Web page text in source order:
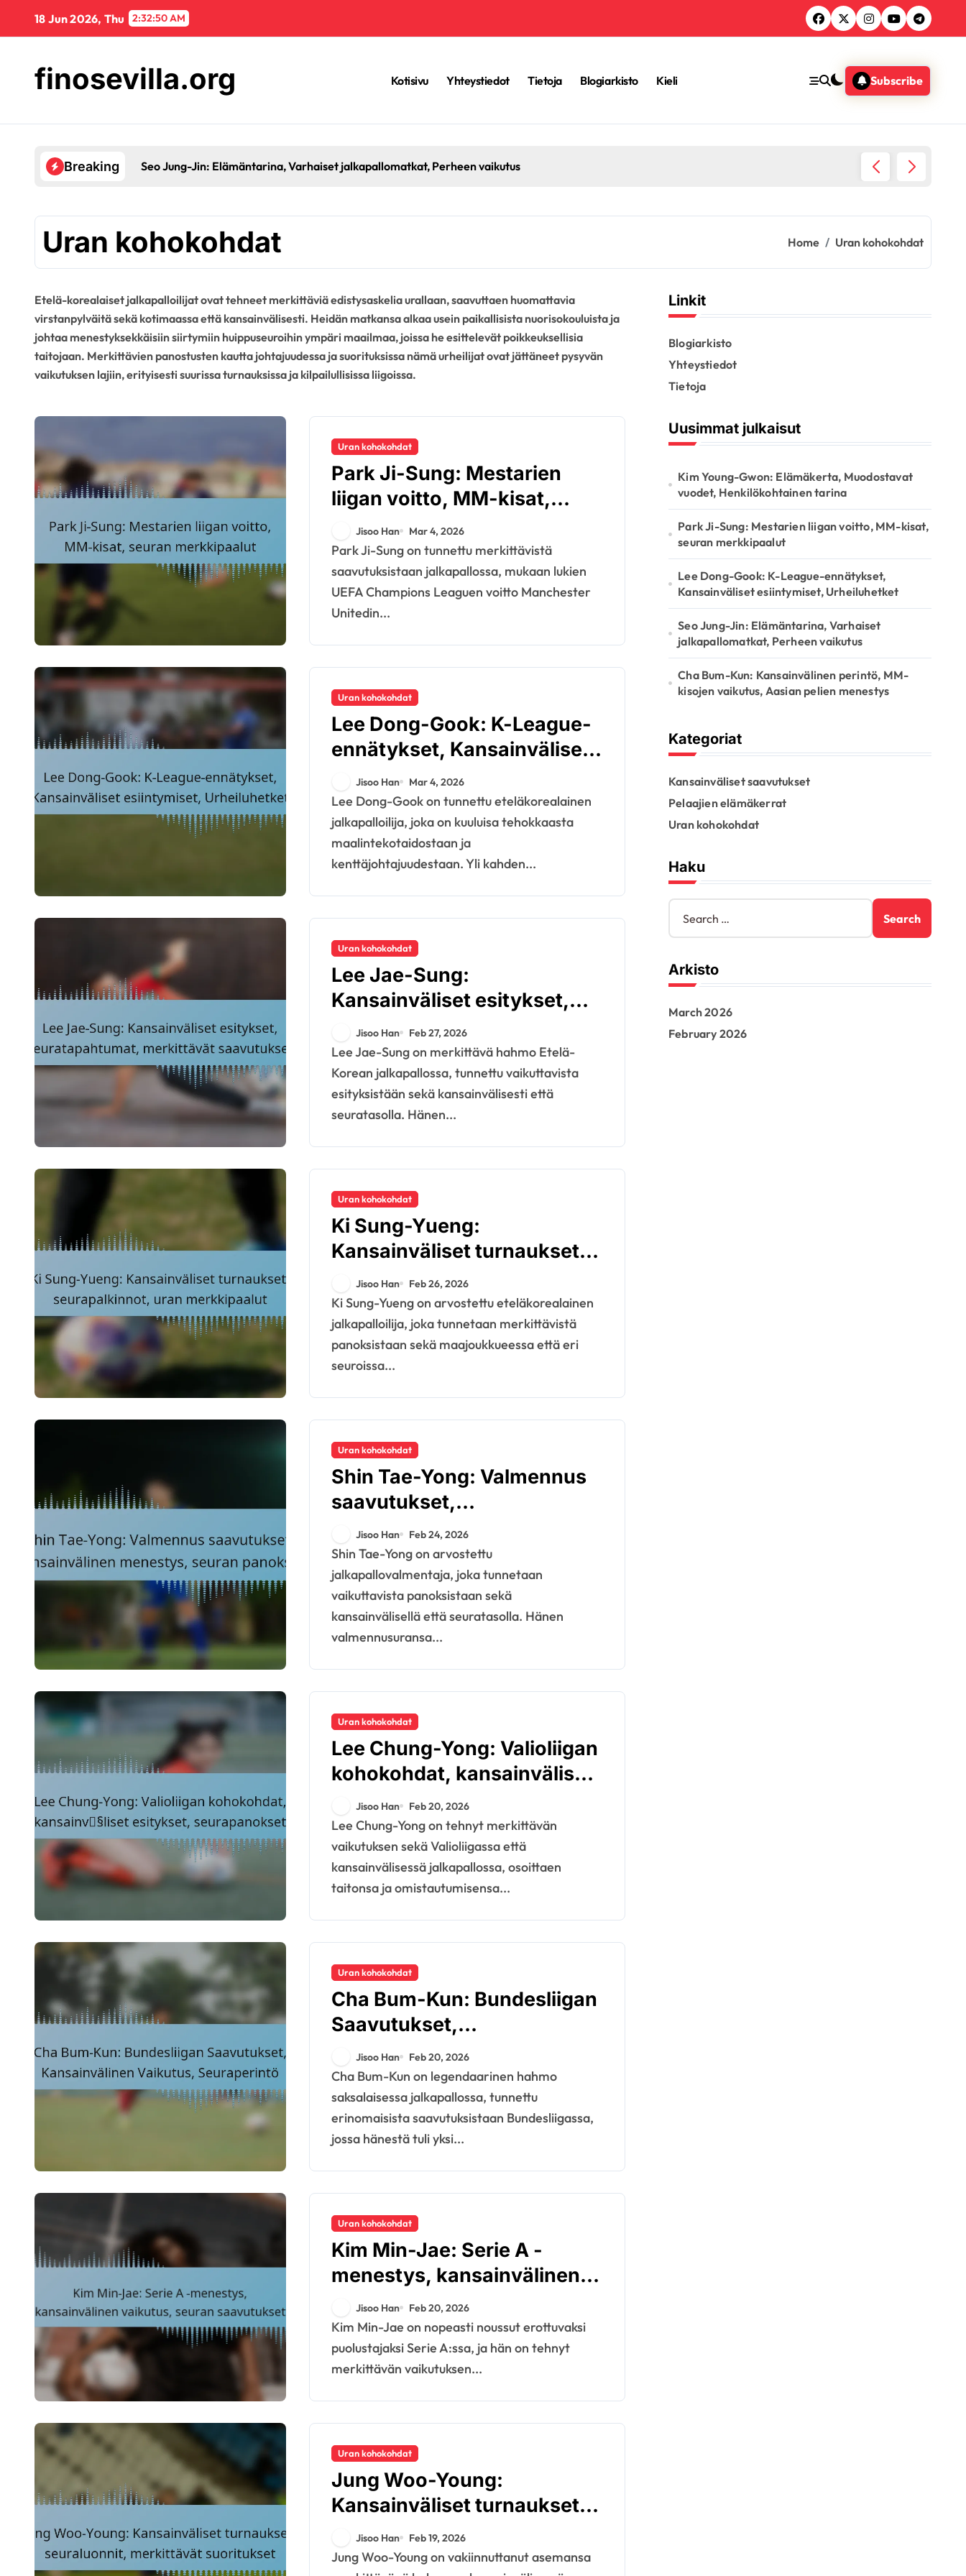
content
18 Jun 2026, Thu 2:32:51 AM
finosevilla.org Kotisivu Yhteystiedot Tietoja Blogiarkisto Kieli Subscribe
Breaking Cha Bum-Kun: Kansainvälinen perintö, MM-kisojen vaikutus, Aasian pelien menestys
Uran kohokohdat Home Uran kohokohdat
Etelä-korealaiset jalkapalloilijat ovat tehneet merkittäviä edistysaskelia urallaan, saavuttaen huomattavia
virstanpylväitä sekä kotimaassa että kansainvälisesti. Heidän matkansa alkaa usein paikallisista nuorisokouluista ja
johtaa menestyksekkäisiin siirtymiin huippuseuroihin ympäri maailmaa, joissa he esittelevät poikkeuksellisia
taitojaan. Merkittävien panostusten kautta johtajuudessa ja suorituksissa nämä urheilijat ovat jättäneet pysyvän
vaikutuksen lajiin, erityisesti suurissa turnauksissa ja kilpailullisissa liigoissa.
Uran kohokohdat
Park Ji-Sung: Mestarien
liigan voitto, MM-kisat,
seuran merkkipaalut
Jisoo Han Mar 4, 2026
Park Ji-Sung on tunnettu merkittävistä
saavutuksistaan jalkapallossa, mukaan lukien
UEFA Champions Leaguen voitto Manchester
Unitedin...
Uran kohokohdat
Lee Dong-Gook: K-League-
ennätykset, Kansainväliset
esiintymiset, Urheiluhetket
Jisoo Han Mar 4, 2026
Lee Dong-Gook on tunnettu eteläkorealainen
jalkapalloilija, joka on kuuluisa tehokkaasta
maalintekotaidostaan ja
kenttäjohtajuudestaan. Yli kahden...
Uran kohokohdat
Lee Jae-Sung:
Kansainväliset esitykset,
seuratapahtumat,
merkittävät saavutukset
Jisoo Han Feb 27, 2026
Lee Jae-Sung on merkittävä hahmo Etelä-
Korean jalkapallossa, tunnettu vaikuttavista
esityksistään sekä kansainvälisesti että
seuratasolla. Hänen...
Uran kohokohdat
Ki Sung-Yueng:
Kansainväliset turnaukset,
seurapalkinnot, uran
merkkipaalut
Jisoo Han Feb 26, 2026
Ki Sung-Yueng on arvostettu eteläkorealainen
jalkapalloilija, joka tunnetaan merkittävistä
panoksistaan sekä maajoukkueessa että eri
seuroissa...
Uran kohokohdat
Shin Tae-Yong: Valmennus
saavutukset,
kansainvälinen menestys,
seuran panokset
Jisoo Han Feb 24, 2026
Shin Tae-Yong on arvostettu
jalkapallovalmentaja, joka tunnetaan
vaikuttavista panoksistaan sekä
kansainvälisellä että seuratasolla. Hänen
valmennusuransa...
Uran kohokohdat
Lee Chung-Yong: Valioliigan
kohokohdat, kansainväliset
esitykset, seurapanokset
Jisoo Han Feb 20, 2026
Lee Chung-Yong on tehnyt merkittävän
vaikutuksen sekä Valioliigassa että
kansainvälisessä jalkapallossa, osoittaen
taitonsa ja omistautumisensa...
Uran kohokohdat
Cha Bum-Kun: Bundesliigan
Saavutukset,
Kansainvälinen Vaikutus,
Seuraperintö
Jisoo Han Feb 20, 2026
Cha Bum-Kun on legendaarinen hahmo
saksalaisessa jalkapallossa, tunnettu
erinomaisista saavutuksistaan Bundesliigassa,
jossa hänestä tuli yksi...
Uran kohokohdat
Kim Min-Jae: Serie A -
menestys, kansainvälinen
vaikutus, seuran
saavutukset
Jisoo Han Feb 20, 2026
Kim Min-Jae on nopeasti noussut erottuvaksi
puolustajaksi Serie A:ssa, ja hän on tehnyt
merkittävän vaikutuksen...
Uran kohokohdat
Jung Woo-Young:
Kansainväliset turnaukset,
seuraluonnit, merkittävät
suoritukset
Jisoo Han Feb 19, 2026
Jung Woo-Young on vakiinnuttanut asemansa
Linkit
Blogiarkisto
Yhteystiedot
Tietoja
Uusimmat julkaisut
Kim Young-Gwon: Elämäkerta, Muodostavat
vuodet, Henkilökohtainen tarina
Park Ji-Sung: Mestarien liigan voitto, MM-kisat,
seuran merkkipaalut
Lee Dong-Gook: K-League-ennätykset,
Kansainväliset esiintymiset, Urheiluhetket
Seo Jung-Jin: Elämäntarina, Varhaiset
jalkapallomatkat, Perheen vaikutus
Cha Bum-Kun: Kansainvälinen perintö, MM-
kisojen vaikutus, Aasian pelien menestys
Kategoriat
Kansainväliset saavutukset
Pelaajien elämäkerrat
Uran kohokohdat
Haku
S
a
c
h
o
r
Arkisto
March 2026
February 2026